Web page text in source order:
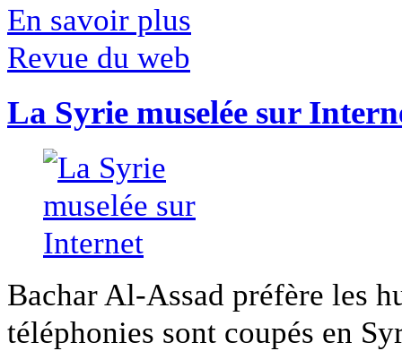
En savoir plus
Revue du web
La Syrie muselée sur
Bachar Al-Assad préfère les
téléphonies sont coupés en